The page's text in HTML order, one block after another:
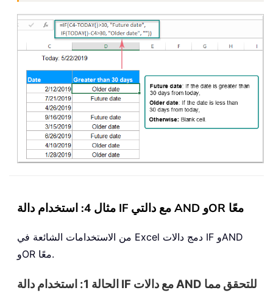
مثال 4: استخدام دالة IF مع دالتي AND وOR معًا
من الاستخدامات الشائعة في Excel دمج دالات IF وAND
وOR معًا.
الحالة 1: استخدام دالة IF مع دالات AND للتحقق مما